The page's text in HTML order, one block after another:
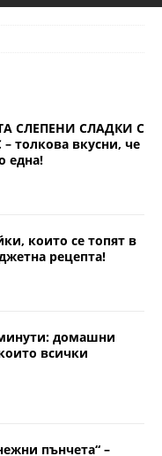
СЛЕПЕНИ СЛАДКИ С
вкусни, че
една!
които се топят в
рецепта!
домашни
всички
пънчета“ –